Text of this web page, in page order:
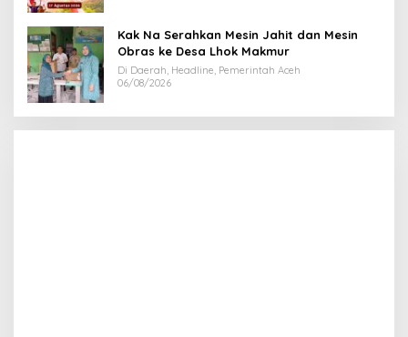
Kak Na Serahkan Mesin Jahit dan Mesin
Obras ke Desa Lhok Makmur
Di Daerah, Headline, Pemerintah Aceh
06/08/2026